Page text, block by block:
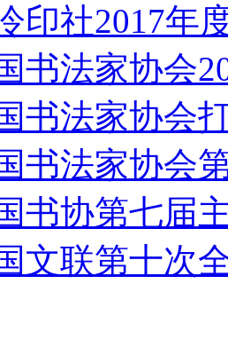
印社2017年
书法家协会
书法家协会
书法家协会
书协第七届
文联第十次